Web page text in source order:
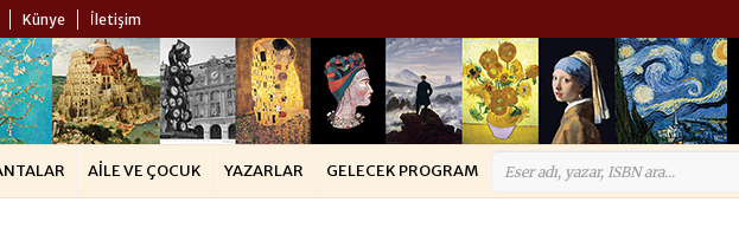
Künye İletişim
AILE VE ÇOCUK YAZARLAR GELECEK PROGRAM